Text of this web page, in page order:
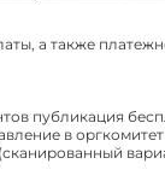
а также
публикация
в